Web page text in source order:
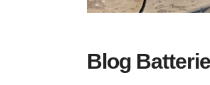
Blog Batterie